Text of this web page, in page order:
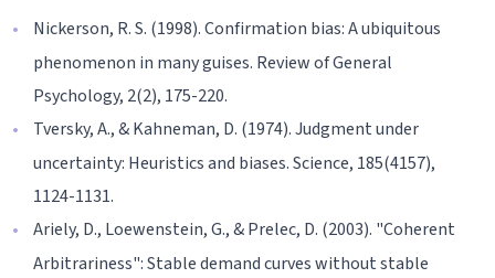
Nickerson, R. S. (1998). Confirmation bias: A ubiquitous
phenomenon in many guises. Review of General
Psychology, 2(2), 175-220.
Tversky, A., & Kahneman, D. (1974). Judgment under
uncertainty: Heuristics and biases. Science, 185(4157),
1124-1131.
Ariely, D., Loewenstein, G., & Prelec, D. (2003). "Coherent
Arbitrariness": Stable demand curves without stable